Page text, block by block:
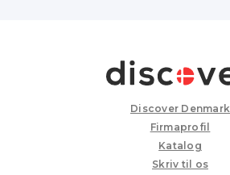
Discover Denmark
Firmaprofil
Katalog
Skriv til os